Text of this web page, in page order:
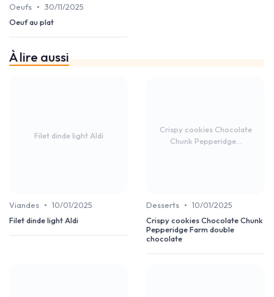
Oeufs • 30/11/2025
Oeuf au plat
À lire aussi
Filet dinde light Aldi
Viandes • 10/01/2025
Filet dinde light Aldi
Crispy cookies Chocolate
Chunk Pepperidge...
Desserts • 10/01/2025
Crispy cookies Chocolate Chunk
Pepperidge Farm double
chocolate